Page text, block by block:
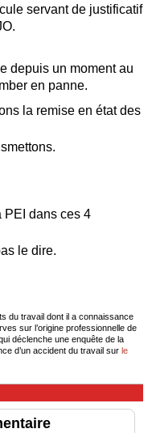
servant de justificatif
depuis un moment au
en panne.
la remise en état des
PEI dans ces 4
le dire.
du travail dont il a connaissance
sur l’origine professionnelle de
déclenche une enquête de la
d’un accident du travail sur le